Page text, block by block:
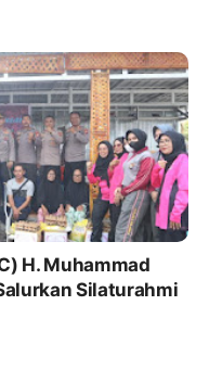
H. Muhammad
Silaturahmi